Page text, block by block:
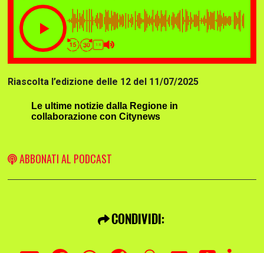
1X
Riascolta l’edizione delle 12 del 11/07/2025
Le ultime notizie dalla Regione in
collaborazione con Citynews
ABBONATI AL PODCAST
CONDIVIDI: